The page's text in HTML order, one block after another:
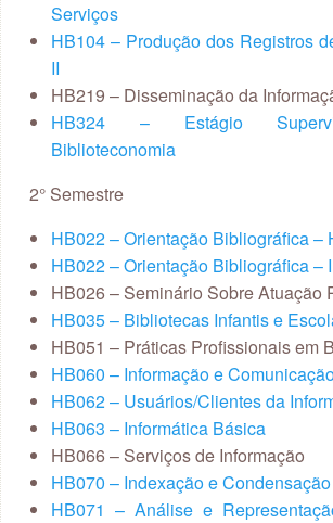
Serviços
HB104 – Produção dos Registros
II
HB219 – Disseminação da
HB324 – Estágio
Biblioteconomia
2° Semestre
HB022 – Orientação Bibliográfica –
HB022 – Orientação Bibliográfica –
HB026 – Seminário Sobre Atuação
HB035 – Bibliotecas Infantis e
HB051 – Práticas Profissionais em
HB060 – Informação e
HB062 – Usuários/Clientes da
HB063 – Informática Básica
HB066 – Serviços de Informação
HB070 – Indexação e
HB071 – Análise e